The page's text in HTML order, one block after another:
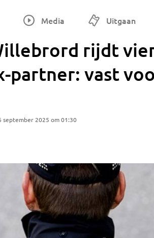
Media Uitgaan
rijdt
partner: vast
september 2025 om 01:30